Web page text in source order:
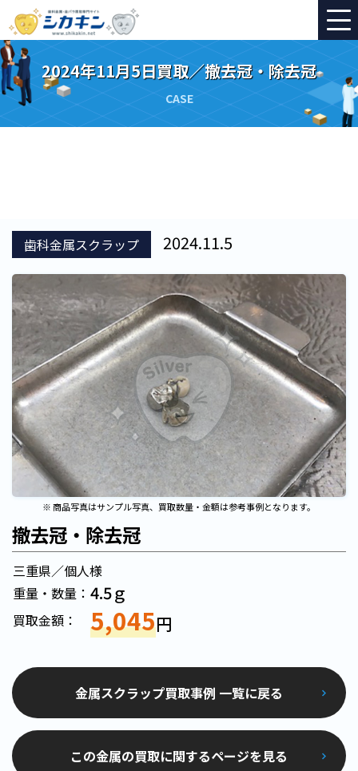
2024年11月5日買取／撤去冠・除去冠
CASE
歯科金属スクラップ 2024.11.5
※ 商品写真はサンプル写真、買取数量・金額は参考事例となります。
撤去冠・除去冠
三重県／個人様
重量・数量： 4.5ｇ
買取金額： 5,045円
金属スクラップ買取事例 一覧に戻る
この金属の買取に関するページを見る